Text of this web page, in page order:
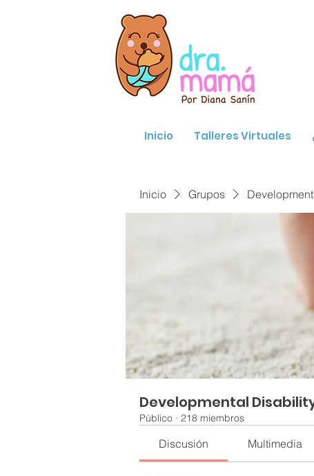
Inicio Talleres Virtuales
Inicio Grupos
Developmental
Público · 218 miembros
Discusión Multimedia